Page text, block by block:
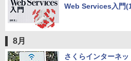
Web Services入門
8月
さくらインターネ